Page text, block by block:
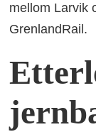
mellom Larvik
GrenlandRail.